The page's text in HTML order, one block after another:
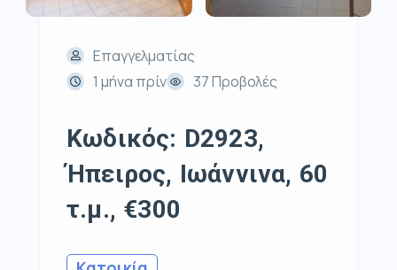
Επαγγελματίας
1 μήνα πρίν
37 Προβολές
Κωδικός: D2923,
Ήπειρος, Ιωάννινα, 60
τ.μ., €300